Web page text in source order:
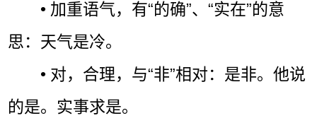
• 加重语气，有“的确”、“实在”的意
思：天气是冷。
• 对，合理，与“非”相对：是非。他说
的是。实事求是。